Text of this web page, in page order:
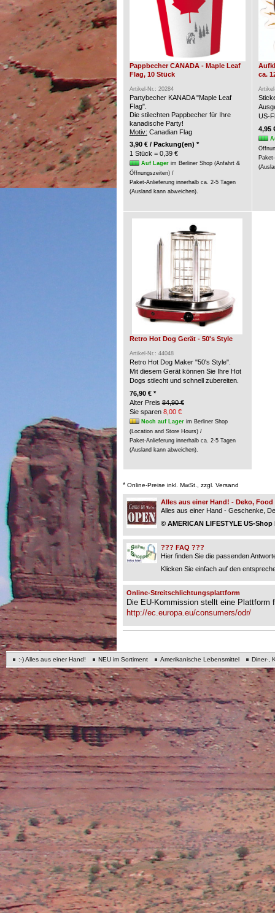
Pappbecher CANADA - Maple Leaf
Flag, 10 Stück
Artikel-Nr.: 20284
Partybecher KANADA "Maple Leaf
Flag".
Die stilechten Pappbecher für Ihre
kanadische Party!
Motiv: Canadian Flag
3,90 € / Packung(en) *
1 Stück = 0,39 €
Auf Lagerim Berliner Shop (Anfahrt &
Öffnungszeiten) /
Paket-Anlieferung innerhalb ca. 2-5 Tagen
(Ausland kann abweichen).
ca.
US-
4,95
Retro Hot Dog Gerät - 50's Style
Artikel-Nr.: 44048
Retro Hot Dog Maker "50's Style".
Mit diesem Gerät können Sie Ihre Hot
Dogs stilecht und schnell zubereiten.
76,90 € *
Alter Preis 84,90 €
Sie sparen 8,00 €
Noch auf Lagerim Berliner Shop
(Location and Store Hours) /
Paket-Anlieferung innerhalb ca. 2-5 Tagen
(Ausland kann abweichen).
* Online-Preise inkl. MwSt., zzgl. Versand
Alles aus einer Hand! - Deko, Food
Alles aus einer Hand - Geschenke,
© AMERICAN LIFESTYLE US-Shop
??? FAQ ???
Hier finden Sie die passenden
Klicken Sie einfach auf den
Online-Streitschlichtungsplattform
Die EU-Kommission stellt eine
http://ec.europa.eu/consumers/odr/
:-) Alles aus einer Hand! NEU im Sortiment Amerikanische Lebensmittel Diner-,